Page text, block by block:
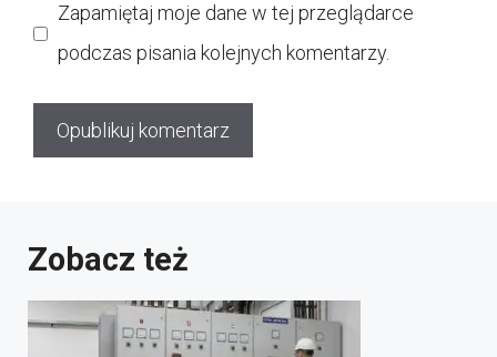
Zapamiętaj moje dane w tej przeglądarce
podczas pisania kolejnych komentarzy.
Zobacz też